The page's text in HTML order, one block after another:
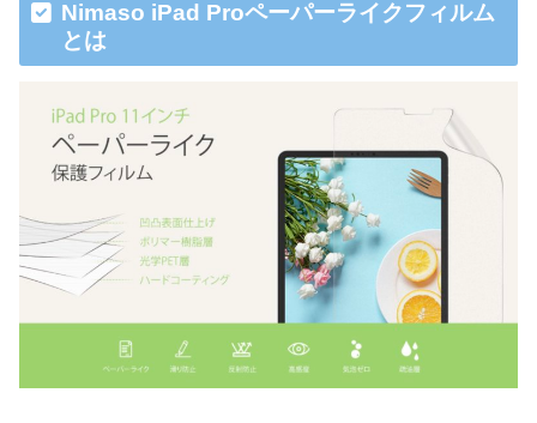
Nimaso iPad Proペーパーライクフィルム
とは